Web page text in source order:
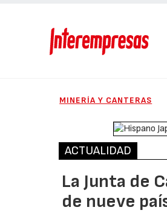
MINERÍA Y CANTERAS
ACTUALIDAD
La Junta de
de nueve